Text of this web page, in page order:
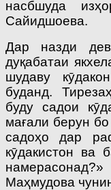
насбшуда
Сайидшоева.
Дар назди
дуқабатаи
шудаву
буданд.
буду садои
мағали берун
садоҳо дар
кӯдакистон ва
Маҳмудова